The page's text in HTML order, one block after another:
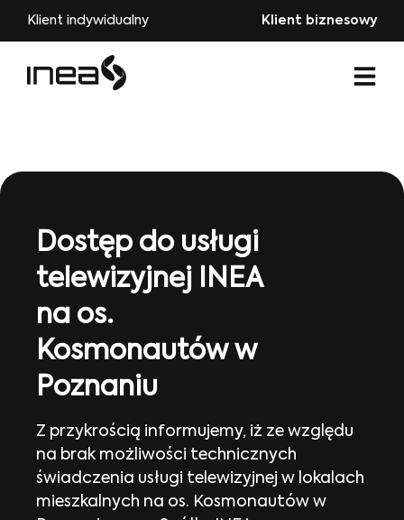
Klient indywidualny Klient biznesowy
Dostęp do usługi
telewizyjnej INEA
na os.
Kosmonautów w
Poznaniu
Z przykrością informujemy, iż ze względu
na brak możliwości technicznych
świadczenia usługi telewizyjnej w lokalach
mieszkalnych na os. Kosmonautów w